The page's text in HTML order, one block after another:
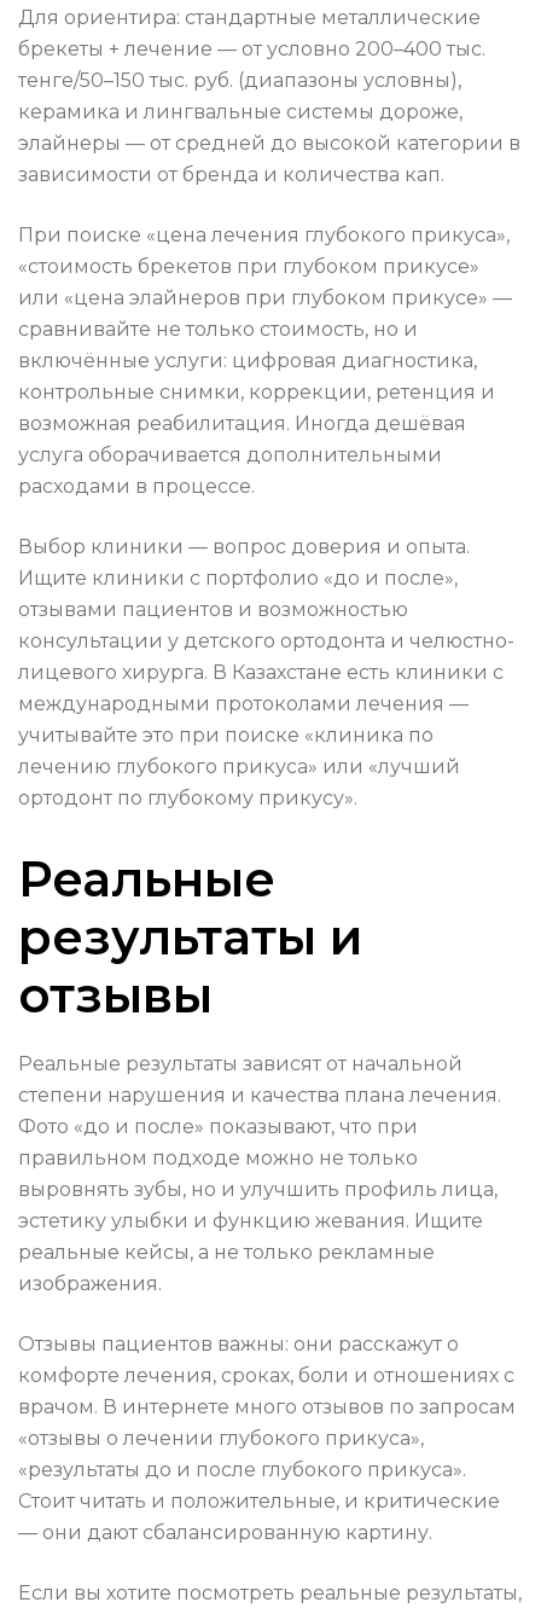
Для ориентира: стандартные металлические
брекеты + лечение — от условно 200–400 тыс.
тенге/50–150 тыс. руб. (диапазоны условны),
керамика и лингвальные системы дороже,
элайнеры — от средней до высокой категории в
зависимости от бренда и количества кап.
При поиске «цена лечения глубокого прикуса»,
«стоимость брекетов при глубоком прикусе»
или «цена элайнеров при глубоком прикусе» —
сравнивайте не только стоимость, но и
включённые услуги: цифровая диагностика,
контрольные снимки, коррекции, ретенция и
возможная реабилитация. Иногда дешёвая
услуга оборачивается дополнительными
расходами в процессе.
Выбор клиники — вопрос доверия и опыта.
Ищите клиники с портфолио «до и после»,
отзывами пациентов и возможностью
консультации у детского ортодонта и челюстно-
лицевого хирурга. В Казахстане есть клиники с
международными протоколами лечения —
учитывайте это при поиске «клиника по
лечению глубокого прикуса» или «лучший
ортодонт по глубокому прикусу».
Реальные
результаты и
отзывы
Реальные результаты зависят от начальной
степени нарушения и качества плана лечения.
Фото «до и после» показывают, что при
правильном подходе можно не только
выровнять зубы, но и улучшить профиль лица,
эстетику улыбки и функцию жевания. Ищите
реальные кейсы, а не только рекламные
изображения.
Отзывы пациентов важны: они расскажут о
комфорте лечения, сроках, боли и отношениях с
врачом. В интернете много отзывов по запросам
«отзывы о лечении глубокого прикуса»,
«результаты до и после глубокого прикуса».
Стоит читать и положительные, и критические
— они дают сбалансированную картину.
Если вы хотите посмотреть реальные результаты,